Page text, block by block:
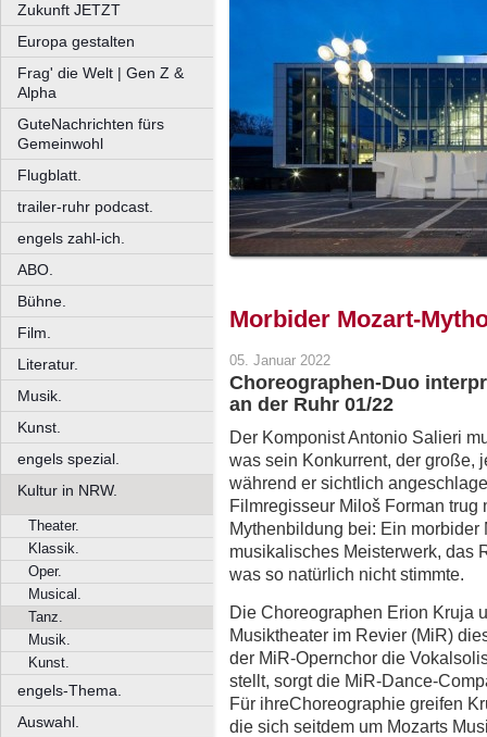
Zukunft JETZT
Europa gestalten
Frag' die Welt | Gen Z &
Alpha
GuteNachrichten fürs
Gemeinwohl
Flugblatt.
trailer-ruhr podcast.
engels zahl-ich.
ABO.
Bühne.
Film.
Literatur.
Musik.
Kunst.
engels spezial.
Kultur in NRW.
Theater.
Klassik.
Oper.
Musical.
Tanz.
Musik.
Kunst.
engels-Thema.
Auswahl.
Morbider Mozart-
05. Januar 2022
Choreographen-Duo
an der Ruhr 01/22
Der Komponist Antonio Salieri
was sein Konkurrent, der große,
während er sichtlich
Filmregisseur Miloš Forman trug
Mythenbildung bei: Ein
musikalisches Meisterwerk, das
was so natürlich nicht stimmte.
Die Choreographen Erion Kruja
Musiktheater im Revier (MiR)
der MiR-Opernchor die
stellt, sorgt die MiR-Dance-
Für ihreChoreographie greifen
die sich seitdem um Mozarts